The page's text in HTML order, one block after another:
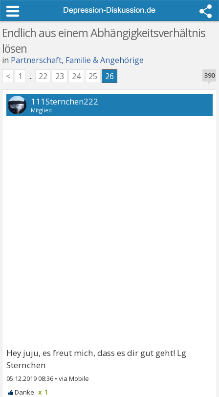
Endlich aus einem Abhängigkeitsverhältnis
lösen
in Partnerschaft, Familie & Angehörige
390
< 1 ... 22 23 24 25 26
111Sternchen222
Mitglied
Hey juju, es freut mich, dass es dir gut geht! Lg
Sternchen
05.12.2019 08:36 •
x 1